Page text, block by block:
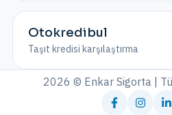
Otokredibul
Taşıt kredisi karşılaştırma
2026 © Enkar Sigorta |